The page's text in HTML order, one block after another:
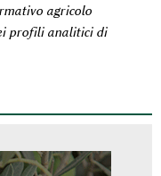
agricolo
profili analitici di